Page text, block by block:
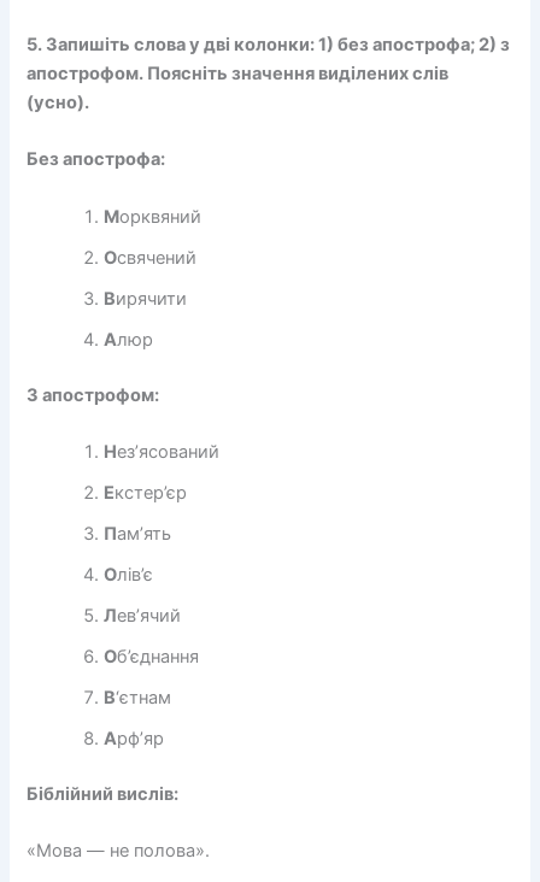
5. Запишіть слова у дві колонки: 1) без апострофа; 2) з
апострофом. Поясніть значення виділених слів
(усно).
Без апострофа:
Морквяний
Освячений
Вирячити
Алюр
З апострофом:
Нез’ясований
Екстер’єр
Пам’ять
Олів’є
Лев’ячий
Об’єднання
В‘єтнам
Арф’яр
Біблійний вислів:
«Мова — не полова».